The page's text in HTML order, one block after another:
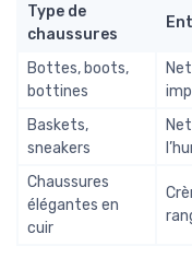
Type de
chaussures
Bottes, boots,
bottines
Baskets,
sneakers
Chaussures
élégantes en
cuir